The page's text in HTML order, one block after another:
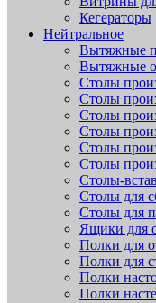
Кегераторы
Нейтральное
Вытяжные
Вытяжные
Столы
Столы
Столы
Столы
Столы
Столы
Столы-
Столы для
Столы для
Ящики для
Полки для
Полки для
Полки
Полки